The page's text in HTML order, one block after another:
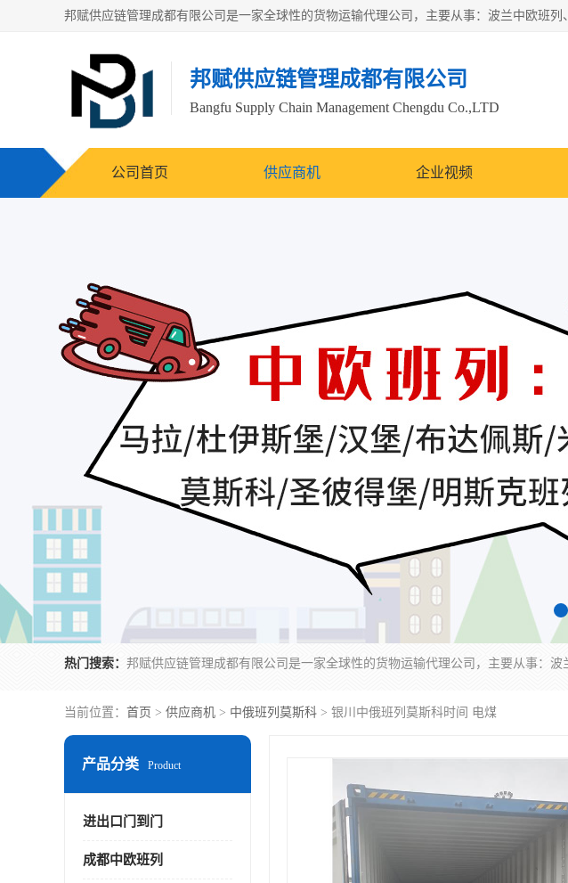
邦赋供应链管理成都有限公司
Bangfu Supply Chain Management Chengdu Co.,LTD
公司首页 供应商机 企业视频
热门搜索：
当前位置： 首页 > 供应商机 > 中俄班列莫斯科 > 银川中俄班列莫斯科时间 电煤
产品分类 Product
进出口门到门
成都中欧班列